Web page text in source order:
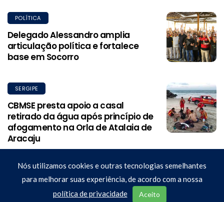
POLÍTICA
Delegado Alessandro amplia
articulação política e fortalece
base em Socorro
SERGIPE
CBMSE presta apoio a casal
retirado da água após princípio de
afogamento na Orla de Atalaia de
Aracaju
Nós utilizamos cookies e outras tecnologias semelhantes
para melhorar suas experiência, de acordo com a nossa
política de privacidade
Aceito
© Copyright 2026 Portal Agora. Todos os direitos reservados.
Contato: comercial@agorasergipe.com.br -
jornalismo@agorasergipe.com.br